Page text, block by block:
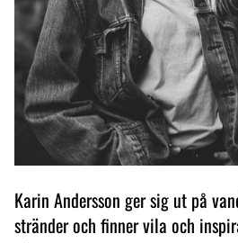
Karin Andersson ger sig ut på
stränder och finner vila och